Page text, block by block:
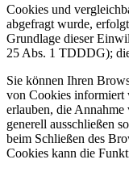
Cookies und
abgefragt wurde,
Grundlage dieser
25 Abs. 1 TDDDG);
Sie können Ihren
von Cookies informiert
erlauben, die
generell ausschließen
beim Schließen des
Cookies kann die